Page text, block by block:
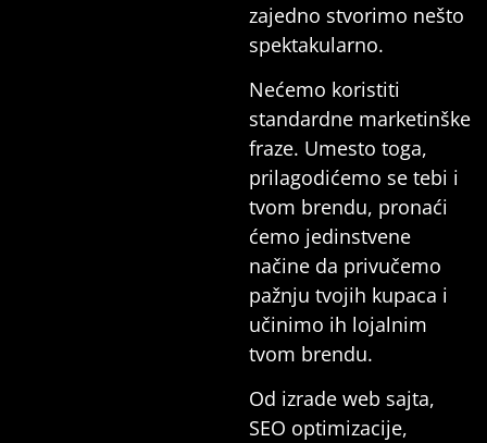
zajedno stvorimo nešto
spektakularno.
Nećemo koristiti
standardne marketinške
fraze. Umesto toga,
prilagodićemo se tebi i
tvom brendu, pronaći
ćemo jedinstvene
načine da privučemo
pažnju tvojih kupaca i
učinimo ih lojalnim
tvom brendu.
Od izrade web sajta,
SEO optimizacije,